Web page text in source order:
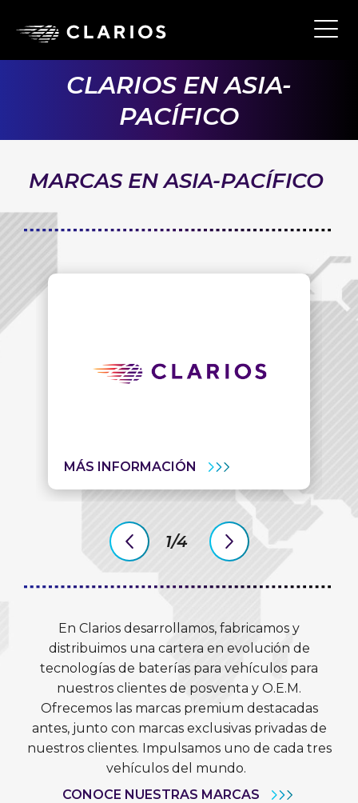
CLARIOS EN ASIA-
PACÍFICO
MARCAS EN ASIA-PACÍFICO
MÁS INFORMACIÓN
previous
slide
1/4
next
slide
En Clarios desarrollamos, fabricamos y
distribuimos una cartera en evolución de
tecnologías de baterías para vehículos para
nuestros clientes de posventa y O.E.M.
Ofrecemos las marcas premium destacadas
antes, junto con marcas exclusivas privadas de
nuestros clientes. Impulsamos uno de cada tres
vehículos del mundo.
CONOCE NUESTRAS MARCAS